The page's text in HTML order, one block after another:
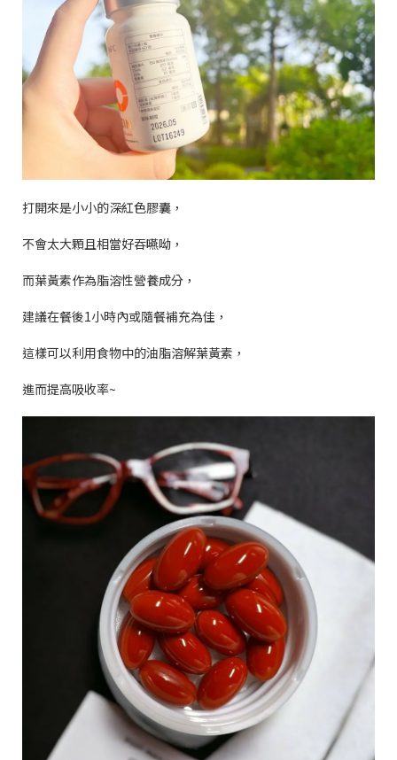
打開來是小小的深紅色膠囊，
不會太大顆且相當好吞嚥呦，
而葉黃素作為脂溶性營養成分，
建議在餐後1小時內或隨餐補充為佳，
這樣可以利用食物中的油脂溶解葉黃素，
進而提高吸收率~